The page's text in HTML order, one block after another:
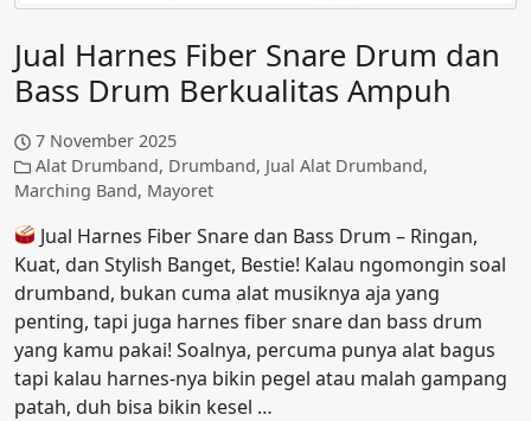
Jual Harnes Fiber Snare Drum dan
Bass Drum Berkualitas Ampuh
7 November 2025
Alat Drumband, Drumband, Jual Alat Drumband,
Marching Band, Mayoret
Jual Harnes Fiber Snare dan Bass Drum – Ringan,
Kuat, dan Stylish Banget, Bestie! Kalau ngomongin soal
drumband, bukan cuma alat musiknya aja yang
penting, tapi juga harnes fiber snare dan bass drum
yang kamu pakai! Soalnya, percuma punya alat bagus
tapi kalau harnes-nya bikin pegel atau malah gampang
patah, duh bisa bikin kesel …